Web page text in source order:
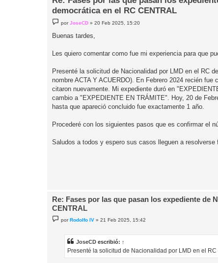
democrática en el RC CENTRAL
e
s
e
porJoseCD »20 Feb 2025, 15:20
Buenas tardes,
Les quiero comentar como fue mi experiencia para que
Presenté la solicitud de Nacionalidad por LMD en el RC
nombre ACTA Y ACUERDO). En Febrero 2024 recién
citaron nuevamente. Mi expediente duró en
cambio a "EXPEDIENTE EN TRÁMITE". Hoy, 20 de
hasta que apareció concluido fue exactamente 1 año.
Procederé con los siguientes pasos que es confirmar el
Saludos a todos y espero sus casos lleguen a resolverse
Re: Fases por las que pasan los expediente de
CENTRAL
e
porRodolfo IV »21 Feb 2025, 15:42
JoseCD escribió: ↑
Presenté la solicitud de Nacionalidad por LMD en el